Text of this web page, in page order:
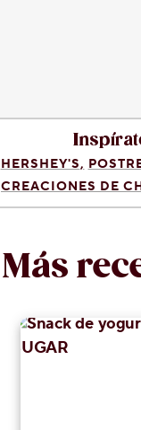
HERSHEY'S
CREACIONES DE
Más